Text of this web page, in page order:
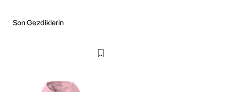
Son Gezdiklerin